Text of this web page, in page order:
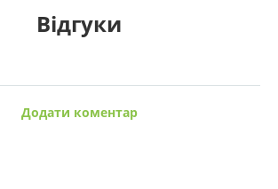
Відгуки
Додати коментар